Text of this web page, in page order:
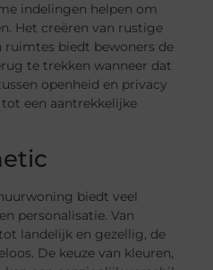
indelingen helpen om
Het creëren van rustige
ruimtes biedt bewoners de
te trekken wanneer dat
openheid en privacy
een aantrekkelijke
biedt veel
personalisatie. Van
landelijk en gezellig, de
De keuze van kleuren,